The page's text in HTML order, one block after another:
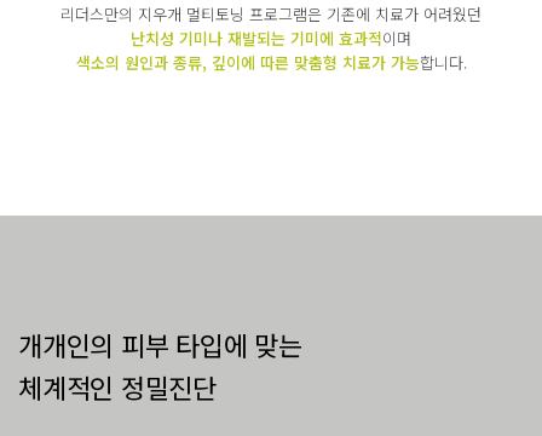
리더스만의 지우개 멀티토닝 프로그램은 기존에 치료가 어려웠던
난치성 기미나 재발되는 기미에 효과적이며
색소의 원인과 종류, 깊이에 따른 맞춤형 치료가 가능합니다.
개개인의 피부 타입에 맞는
체계적인 정밀진단